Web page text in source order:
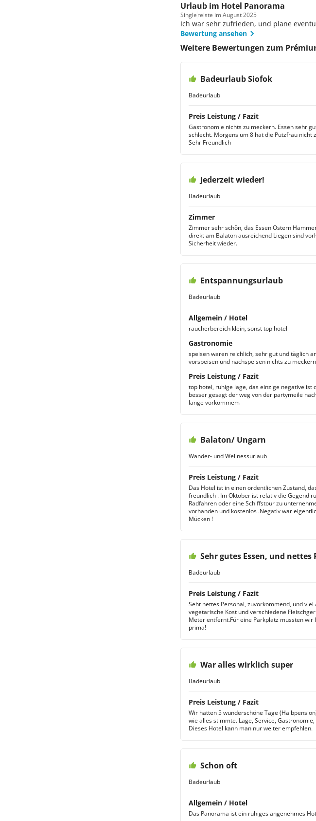
Urlaub im Hotel Panorama
Singlereiste im August 2025
Ich war sehr zufrieden, und plane
Bewertung ansehen
Weitere Bewertungen zum
Badeurlaub Siofok
Badeurlaub
Preis Leistung / Fazit
Gastronomie nichts zu meckern. Essen sehr
schlecht. Morgens um 8 hat die Putzfrau nicht
Sehr Freundlich
Jederzeit wieder!
Badeurlaub
Zimmer
Zimmer sehr schön, das Essen Ostern
direkt am Balaton ausreichend Liegen sind
Sicherheit wieder.
Entspannungsurlaub
Badeurlaub
Allgemein / Hotel
raucherbereich klein, sonst top hotel
Gastronomie
speisen waren reichlich, sehr gut und täglich
vorspeisen und nachspeisen nichts zu meckern
Preis Leistung / Fazit
top hotel, ruhige lage, das einzige negative ist
besser gesagt der weg von der partymeile
lange vorkommem
Balaton/ Ungarn
Wander- und Wellnessurlaub
Preis Leistung / Fazit
Das Hotel ist in einen ordentlichen Zustand,
freundlich . Im Oktober ist relativ die Gegend
Radfahren oder eine Schiffstour zu
vorhanden und kostenlos .Negativ war
Mücken !
Sehr gutes Essen, und nettes
Badeurlaub
Preis Leistung / Fazit
Seht nettes Personal, zuvorkommend, und viel
vegetarische Kost und verschiedene
Meter entfernt.Für eine Parkplatz mussten wir
prima!
War alles wirklich super
Badeurlaub
Preis Leistung / Fazit
Wir hatten 5 wunderschöne Tage
wie alles stimmte. Lage, Service,
Dieses Hotel kann man nur weiter empfehlen.
Schon oft
Badeurlaub
Allgemein / Hotel
Das Panorama ist ein ruhiges angenehmes